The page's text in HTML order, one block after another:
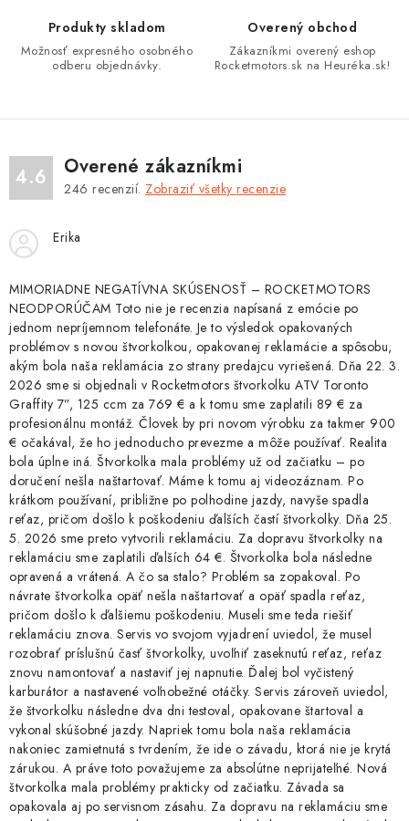
s
u
Produkty skladom
Možnosť expresného osobného
odberu objednávky.
Overený obchod
Zákazníkmi overený eshop
Rocketmotors.sk na Heuréka.sk!
4.6 Overené zákazníkmi
246 recenzií. Zobraziť všetky recenzie
Erika
MIMORIADNE NEGATÍVNA SKÚSENOSŤ – ROCKETMOTORS
NEODPORÚČAM Toto nie je recenzia napísaná z emócie po
jednom nepríjemnom telefonáte. Je to výsledok opakovaných
problémov s novou štvorkolkou, opakovanej reklamácie a spôsobu,
akým bola naša reklamácia zo strany predajcu vyriešená. Dňa 22. 3.
2026 sme si objednali v Rocketmotors štvorkolku ATV Toronto
Graffity 7”, 125 ccm za 769 € a k tomu sme zaplatili 89 € za
profesionálnu montáž. Človek by pri novom výrobku za takmer 900
€ očakával, že ho jednoducho prevezme a môže používať. Realita
bola úplne iná. Štvorkolka mala problémy už od začiatku – po
doručení nešla naštartovať. Máme k tomu aj videozáznam. Po
krátkom používaní, približne po polhodine jazdy, navyše spadla
reťaz, pričom došlo k poškodeniu ďalších častí štvorkolky. Dňa 25.
5. 2026 sme preto vytvorili reklamáciu. Za dopravu štvorkolky na
reklamáciu sme zaplatili ďalších 64 €. Štvorkolka bola následne
opravená a vrátená. A čo sa stalo? Problém sa zopakoval. Po
návrate štvorkolka opäť nešla naštartovať a opäť spadla reťaz,
pričom došlo k ďalšiemu poškodeniu. Museli sme teda riešiť
reklamáciu znova. Servis vo svojom vyjadrení uviedol, že musel
rozobrať príslušnú časť štvorkolky, uvoľniť zaseknutú reťaz, reťaz
znovu namontovať a nastaviť jej napnutie. Ďalej bol vyčistený
karburátor a nastavené voľnobežné otáčky. Servis zároveň uviedol,
že štvorkolku následne dva dni testoval, opakovane štartoval a
vykonal skúšobné jazdy. Napriek tomu bola naša reklamácia
nakoniec zamietnutá s tvrdením, že ide o závadu, ktorá nie je krytá
zárukou. A práve toto považujeme za absolútne neprijateľné. Nová
štvorkolka mala problémy prakticky od začiatku. Závada sa
opakovala aj po servisnom zásahu. Za dopravu na reklamáciu sme